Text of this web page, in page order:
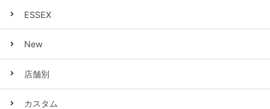
ESSEX
New
店舗別
カスタム